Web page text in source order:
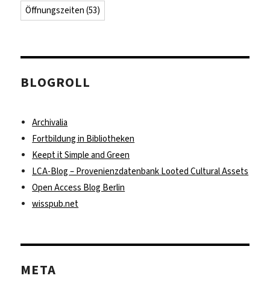
Öffnungszeiten (53)
BLOGROLL
Archivalia
Fortbildung in Bibliotheken
Keept it Simple and Green
LCA-Blog – Provenienzdatenbank Looted Cultural Assets
Open Access Blog Berlin
wisspub.net
META